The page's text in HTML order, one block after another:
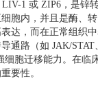
1 或 ZIP6，是锌
胞内，并且是酶、
达，而在正常组织
通路（如 JAK/
细胞迁移能力。在临
要性。